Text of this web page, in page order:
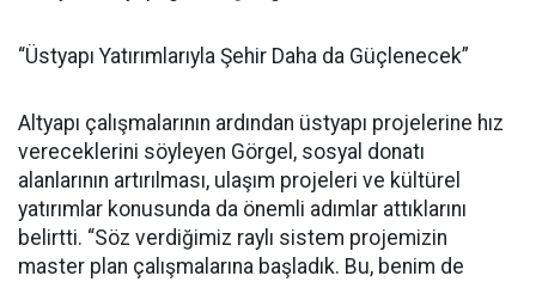
“Üstyapı Yatırımlarıyla Şehir Daha da Güçlenecek”
Altyapı çalışmalarının ardından üstyapı projelerine hız
vereceklerini söyleyen Görgel, sosyal donatı
alanlarının artırılması, ulaşım projeleri ve kültürel
yatırımlar konusunda da önemli adımlar attıklarını
belirtti. “Söz verdiğimiz raylı sistem projemizin
master plan çalışmalarına başladık. Bu, benim de